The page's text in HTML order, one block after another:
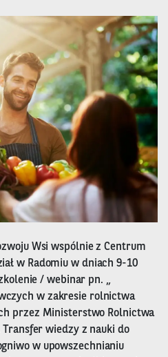
Wsi wspólnie z Centrum
w Radomiu w dniach 9-10
/ webinar pn. „
w zakresie rolnictwa
przez Ministerstwo Rolnictwa
Transfer wiedzy z nauki do
w upowszechnianiu